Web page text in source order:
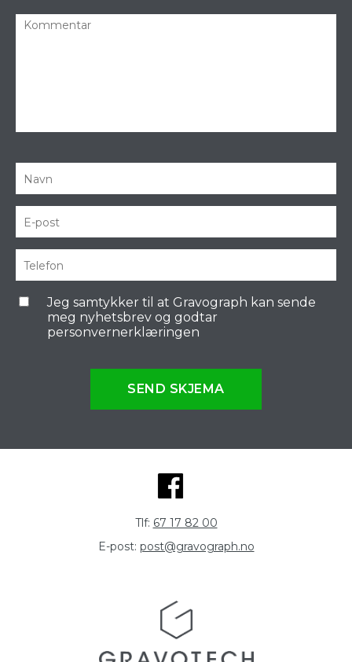
Jeg samtykker til at Gravograph kan sende
meg nyhetsbrev og godtar
personvernerklæringen
SEND SKJEMA
Tlf: 67 17 82 00
E-post: post@gravograph.no